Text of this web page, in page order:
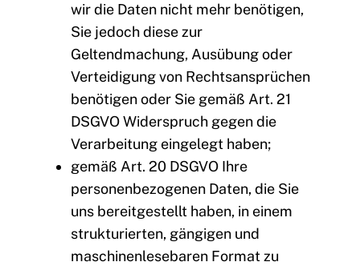
wir die Daten nicht mehr benötigen,
Sie jedoch diese zur
Geltendmachung, Ausübung oder
Verteidigung von Rechtsansprüchen
benötigen oder Sie gemäß Art. 21
DSGVO Widerspruch gegen die
Verarbeitung eingelegt haben;
gemäß Art. 20 DSGVO Ihre
personenbezogenen Daten, die Sie
uns bereitgestellt haben, in einem
strukturierten, gängigen und
maschinenlesebaren Format zu